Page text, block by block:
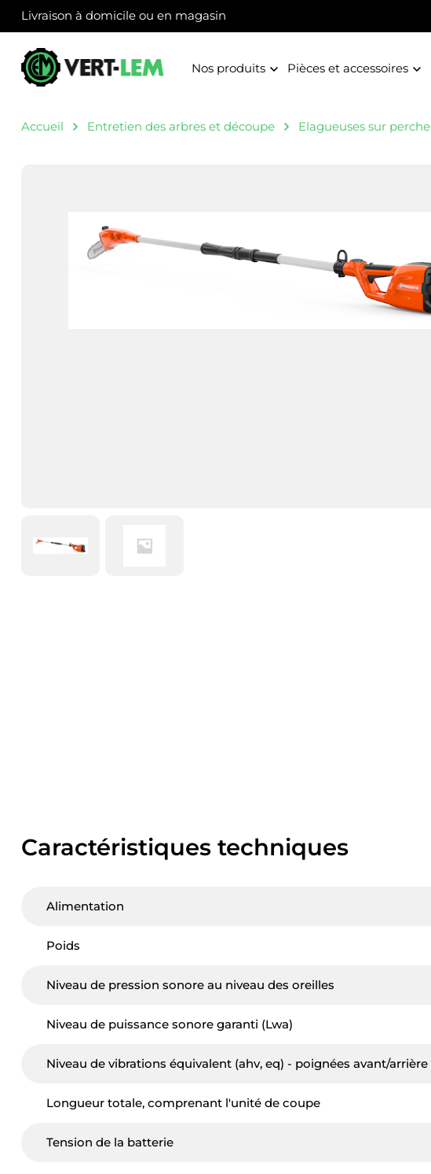
Livraison à domicile ou en magasin
Nos produits Pièces et accessoires
Accueil Entretien des arbres et découpe Elagueuses sur perche
Caractéristiques techniques
Alimentation
Poids
Niveau de pression sonore au niveau des oreilles
Niveau de puissance sonore garanti (Lwa)
Niveau de vibrations équivalent (ahv, eq) - poignées avant/arrière
Longueur totale, comprenant l'unité de coupe
Tension de la batterie